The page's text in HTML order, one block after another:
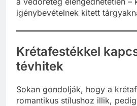
igénybevételnek kitett
Krétafestékkel
tévhitek
Sokan gondolják, hogy a
romantikus stílushoz illik,